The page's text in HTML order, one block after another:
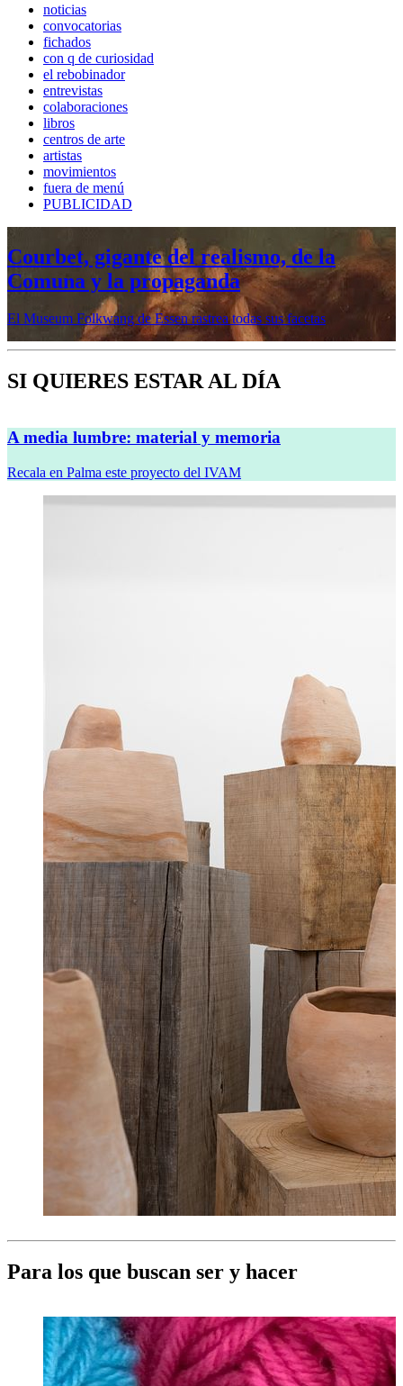
noticias
convocatorias
fichados
con q de curiosidad
el rebobinador
entrevistas
colaboraciones
libros
centros de arte
artistas
movimientos
fuera de menú
PUBLICIDAD
Mujeres prerrafaelitas, psiquiatría en la
vanguardia, Minor White o Dana
Lixenberg, en otoño en la Fundación
MAPFRE
Veremos cinco muestras en sus sedes de Madrid y Barcelona
SI QUIERES ESTAR AL DÍA
A media lumbre: material y memoria
Para los que buscan ser y hacer